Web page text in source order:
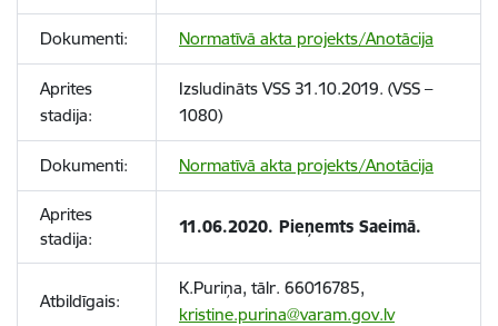
Dokumenti: Normatīvā akta projekts/Anotācija
Aprites
stadija:
Izsludināts VSS 31.10.2019. (VSS –
1080)
Dokumenti: Normatīvā akta projekts/Anotācija
Aprites
stadija:
11.06.2020. Pieņemts Saeimā.
Atbildīgais:
K.Puriņa, tālr. 66016785,
kristine.purina@varam.gov.lv